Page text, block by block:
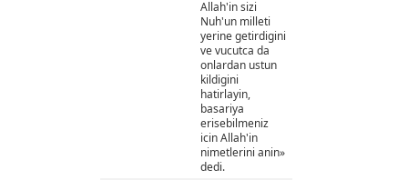
Allah'in sizi
Nuh'un milleti
yerine getirdigini
ve vucutca da
onlardan ustun
kildigini
hatirlayin,
basariya
erisebilmeniz
icin Allah'in
nimetlerini anin»
dedi.